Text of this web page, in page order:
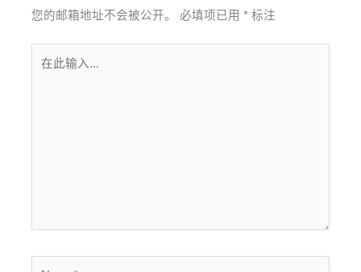
您的邮箱地址不会被公开。 必填项已用* 标注